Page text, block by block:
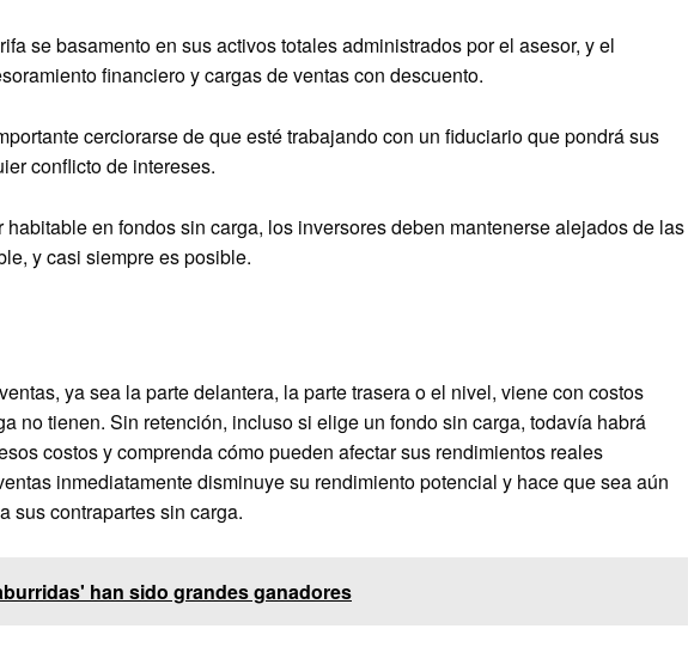
se basamento en sus activos totales administrados por el asesor, y el
financiero y cargas de ventas con descuento.
cerciorarse de que esté trabajando con un fiduciario que pondrá sus
conflicto de intereses.
en fondos sin carga, los inversores deben mantenerse alejados de las
y casi siempre es posible.
ya sea la parte delantera, la parte trasera o el nivel, viene con costos
no tienen. Sin retención, incluso si elige un fondo sin carga, todavía habrá
costos y comprenda cómo pueden afectar sus rendimientos reales
inmediatamente disminuye su rendimiento potencial y hace que sea aún
sus contrapartes sin carga.
han sido grandes ganadores